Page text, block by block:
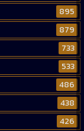
895
879
733
533
486
438
426